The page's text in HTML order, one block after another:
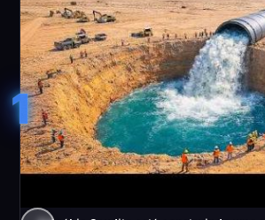
1